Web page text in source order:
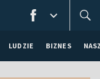
LUDZIE BIZNES